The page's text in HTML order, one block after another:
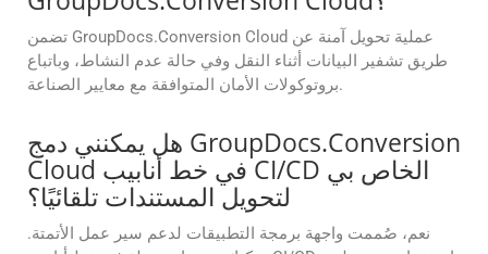
تضمن GroupDocs.Conversion Cloud عملية تحويل آمنة عن
طريق تشفير البيانات أثناء النقل وفي حالة عدم النشاط، وباتباع
بروتوكولات الأمان المتوافقة مع معايير الصناعة.
هل يمكنني دمج GroupDocs.Conversion
Cloud في خط أنابيب CI/CD الخاص بي
لتحويل المستندات تلقائيًا؟
نعم، صُممت واجهة برمجة التطبيقات لدعم سير عمل الأتمتة.